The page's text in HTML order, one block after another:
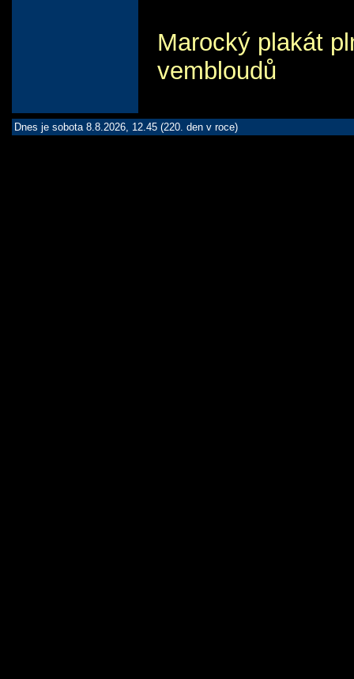
Marocký plakát
vembloudů
Dnes je sobota 8.8.2026, 12.45 (220. den v roce)